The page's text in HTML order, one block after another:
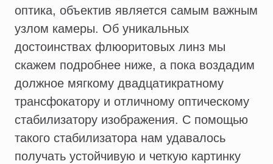
оптика, объектив является самым важным
узлом камеры. Об уникальных
достоинствах флюоритовых линз мы
скажем подробнее ниже, а пока воздадим
должное мягкому двадцатикратному
трансфокатору и отличному оптическому
стабилизатору изображения. С помощью
такого стабилизатора нам удавалось
получать устойчивую и четкую картинку